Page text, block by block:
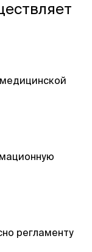
регламенту